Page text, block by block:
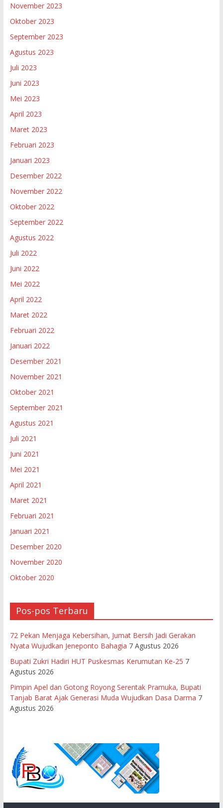
November 2023
Oktober 2023
September 2023
Agustus 2023
Juli 2023
Juni 2023
Mei 2023
April 2023
Maret 2023
Februari 2023
Januari 2023
Desember 2022
November 2022
Oktober 2022
September 2022
Agustus 2022
Juli 2022
Juni 2022
Mei 2022
April 2022
Maret 2022
Februari 2022
Januari 2022
Desember 2021
November 2021
Oktober 2021
September 2021
Agustus 2021
Juli 2021
Juni 2021
Mei 2021
April 2021
Maret 2021
Februari 2021
Januari 2021
Desember 2020
November 2020
Oktober 2020
Pos-pos Terbaru
72 Pekan Menjaga Kebersihan, Jumat Bersih Jadi Gerakan
Nyata Wujudkan Jeneponto Bahagia 7 Agustus 2026
Bupati Zukri Hadiri HUT Puskesmas Kerumutan Ke-25 7
Agustus 2026
Pimpin Apel dan Gotong Royong Serentak Pramuka, Bupati
Tanjab Barat Ajak Generasi Muda Wujudkan Dasa Darma 7
Agustus 2026